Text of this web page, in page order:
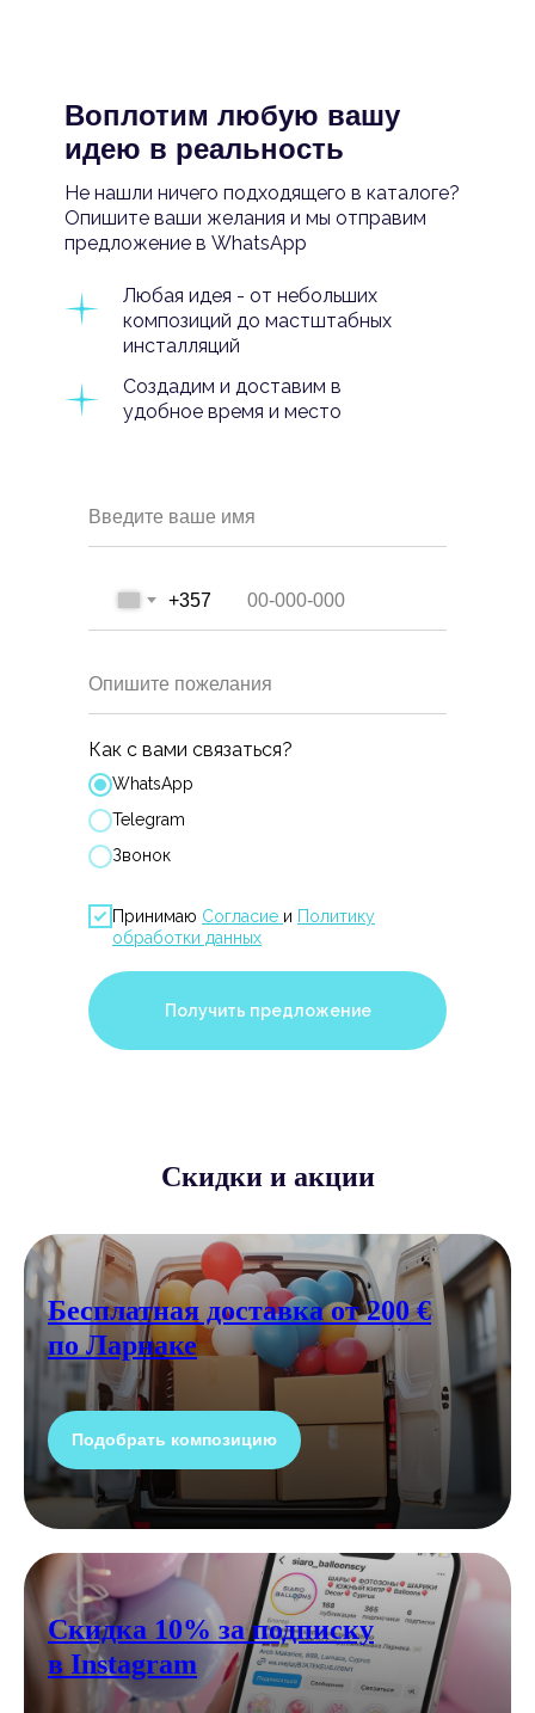
Воплотим любую вашу
идею в реальность
Любая идея - от небольших
композиций до мастштабных
инсталляций
Создадим и доставим в
удобное время и место
Не нашли ничего подходящего в каталоге?
Опишите ваши желания и мы отправим
предложение в WhatsApp
Введите ваше имя
+357
Опишите пожелания
Как с вами связаться?
WhatsApp
Telegram
Звонок
Принимаю Согласие и
Политику
обработки данных
Получить предложение
Скидки и акции
Бесплатная доставка от 200 €
по Ларнаке
Подобрать композицию
Скидка 10% за подписку
в Instagram